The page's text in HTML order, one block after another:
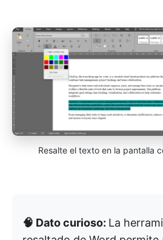
Resalte el texto en la pantalla
🧠 Dato curioso: La